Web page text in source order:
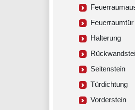
Feuerraumtür
Halterung
Seitenstein
Türdichtung
Vorderstein